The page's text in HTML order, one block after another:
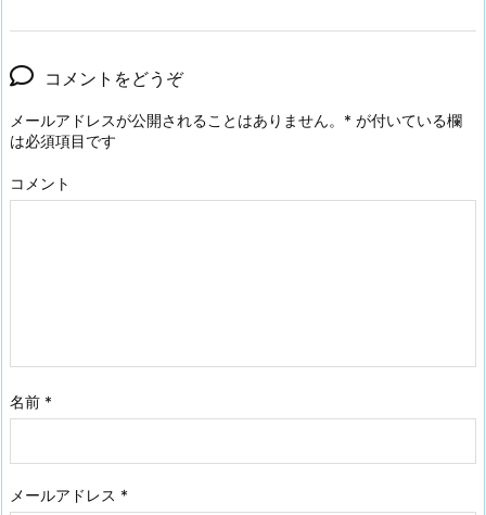
コメントをどうぞ
メールアドレスが公開されることはありません。 * が付いている欄
は必須項目です
コメント
名前 *
メールアドレス *